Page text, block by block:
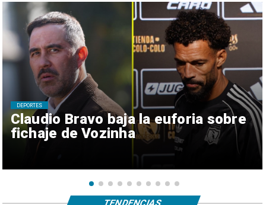
Claudio Bravo baja la euforia sobre
fichaje de Vozinha
DEPORTES